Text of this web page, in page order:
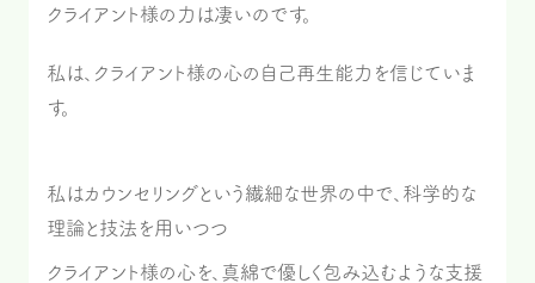
クライアント様の力は凄いのです。
私は、クライアント様の心の自己再生能力を信じていま
す。
私はカウンセリングという繊細な世界の中で、科学的な
理論と技法を用いつつ
クライアント様の心を、真綿で優しく包み込むような支援